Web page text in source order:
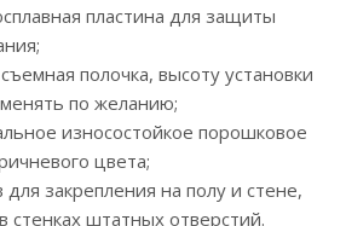
пластина для защиты
полочка, высоту установки
по желанию;
износостойкое порошковое
цвета;
закрепления на полу и стене,
стенках штатных отверстий.